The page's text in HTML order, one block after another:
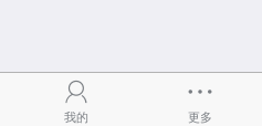
我的 更多